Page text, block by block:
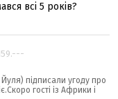
всі 5 років?
підписали угоду про
гості із Африки і